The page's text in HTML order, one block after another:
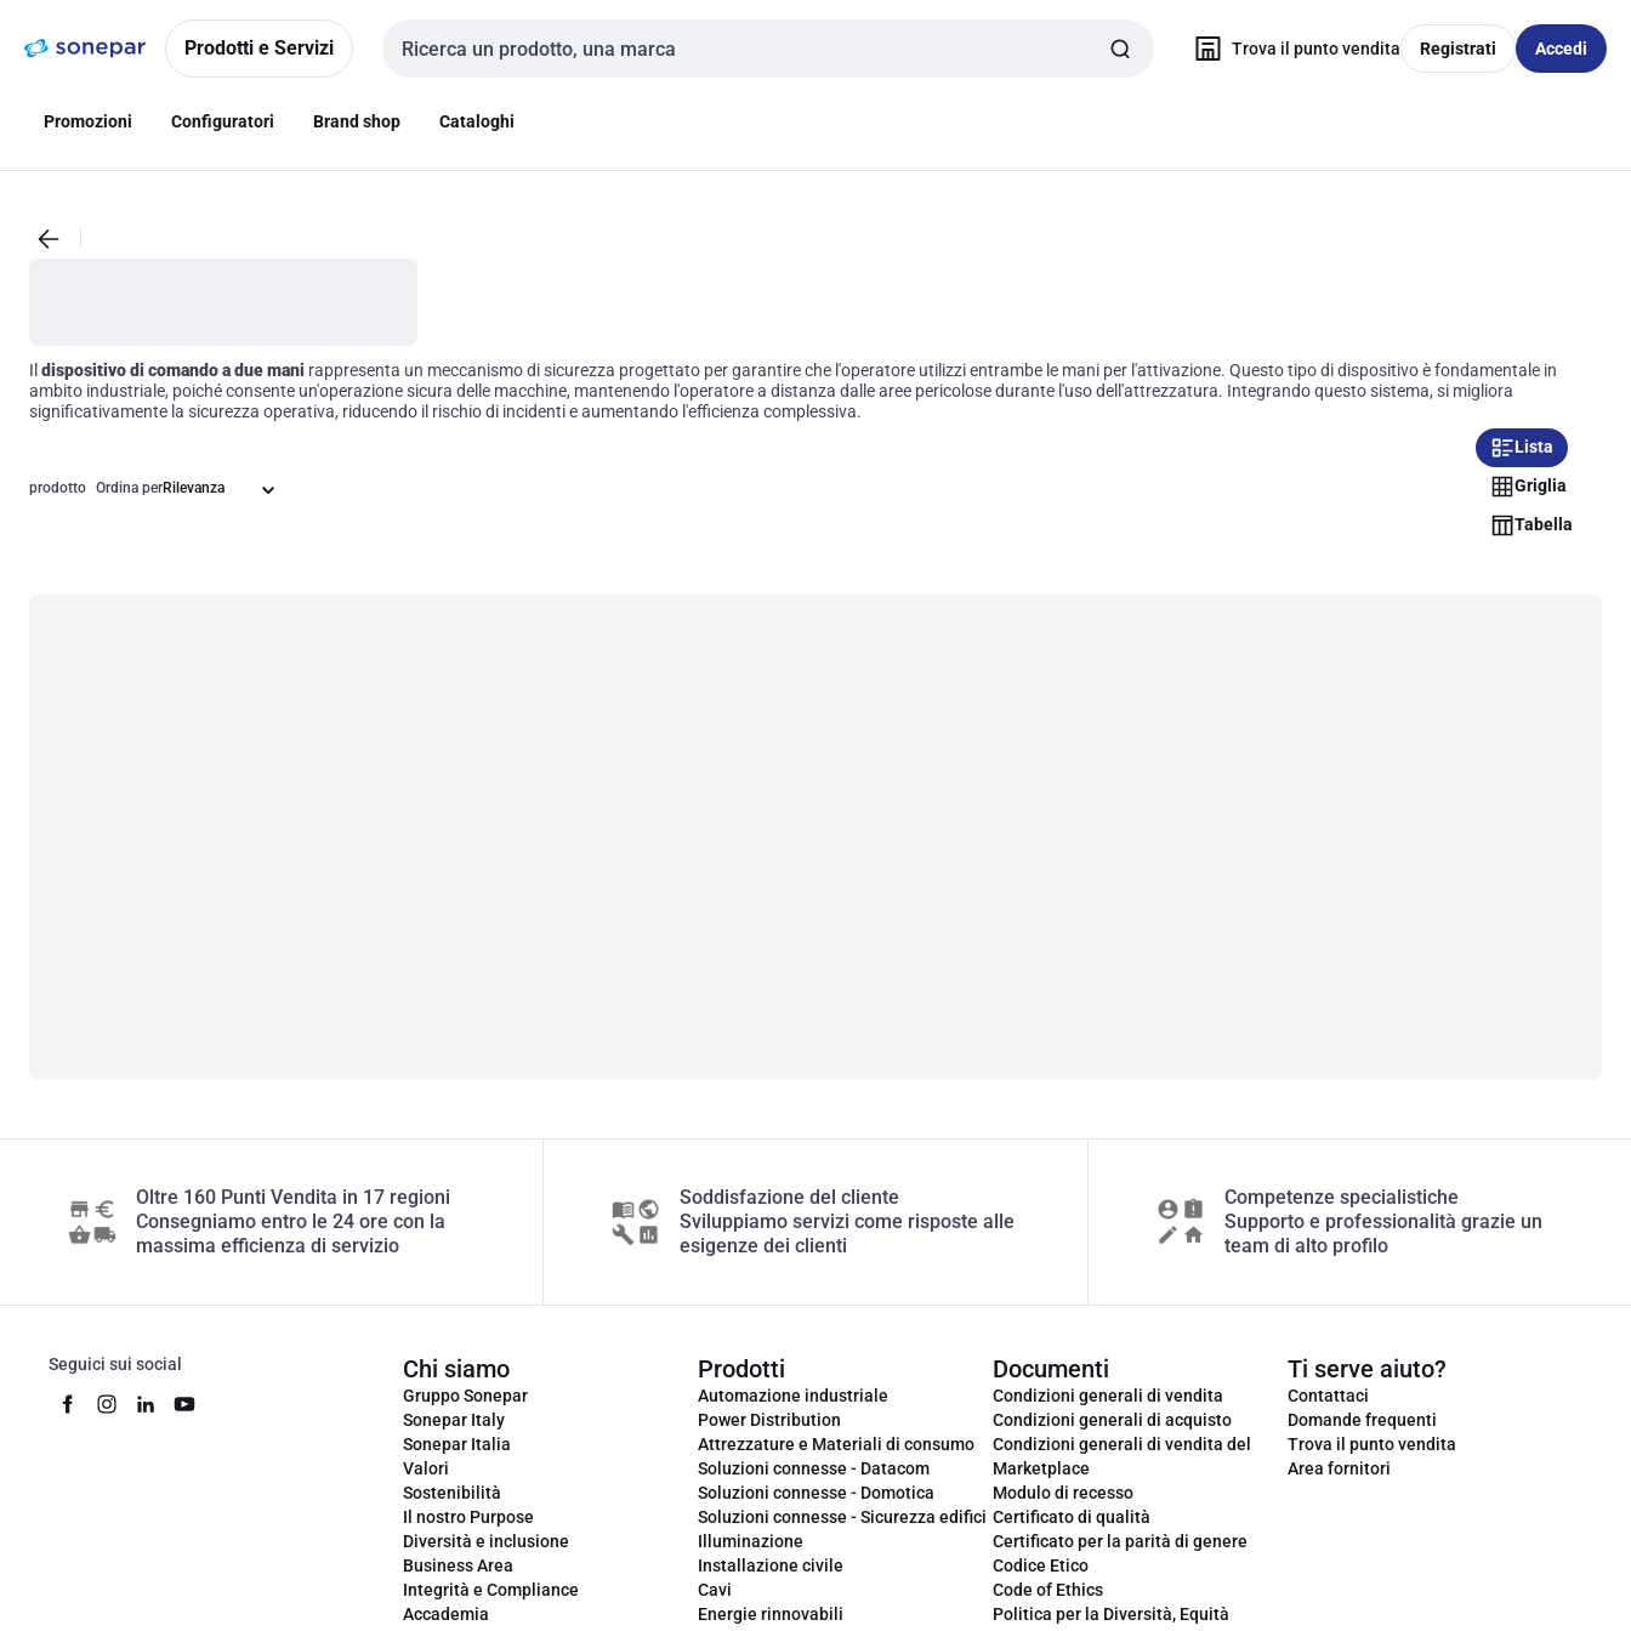
navigazionealla
Prodotti e Servizi
Cerca input
Trova il punto vendita Registrati Accedi
Promozioni Configuratori Brand shop Cataloghi
Il dispositivo di comando a due mani rappresenta un meccanismo di sicurezza progettato per garantire che l'operatore utilizzi entrambe le mani per l'attivazione. Questo tipo di dispositivo è fondamentale in
ambito industriale, poiché consente un'operazione sicura delle macchine, mantenendo l'operatore a distanza dalle aree pericolose durante l'uso dell'attrezzatura. Integrando questo sistema, si migliora
significativamente la sicurezza operativa, riducendo il rischio di incidenti e aumentando l'efficienza complessiva.
prodotto Ordina per
Lista
Griglia
Tabella
Oltre 160 Punti Vendita in 17 regioni
Consegniamo entro le 24 ore con la
massima efficienza di servizio
Soddisfazione del cliente
Sviluppiamo servizi come risposte alle
esigenze dei clienti
Competenze specialistiche
Supporto e professionalità grazie un
team di alto profilo
Seguici sui social Chi siamo
Gruppo Sonepar
Sonepar Italy
Sonepar Italia
Valori
Sostenibilità
Il nostro Purpose
Diversità e inclusione
Business Area
Integrità e Compliance
Accademia
Prodotti
Automazione industriale
Power Distribution
Attrezzature e Materiali di consumo
Soluzioni connesse - Datacom
Soluzioni connesse - Domotica
Soluzioni connesse - Sicurezza edifici
Illuminazione
Installazione civile
Cavi
Energie rinnovabili
Documenti
Condizioni generali di vendita
Condizioni generali di acquisto
Condizioni generali di vendita del
Marketplace
Modulo di recesso
Certificato di qualità
Certificato per la parità di genere
Codice Etico
Code of Ethics
Politica per la Diversità, Equità
Ti serve aiuto?
Contattaci
Domande frequenti
Trova il punto vendita
Area fornitori